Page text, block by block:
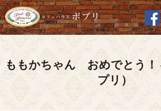
ももかちゃん おめでとう！
プリ）